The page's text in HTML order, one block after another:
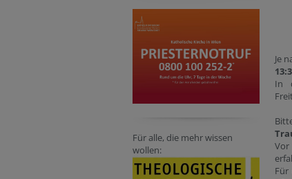
Für alle, die mehr wissen
wollen:
Je
In